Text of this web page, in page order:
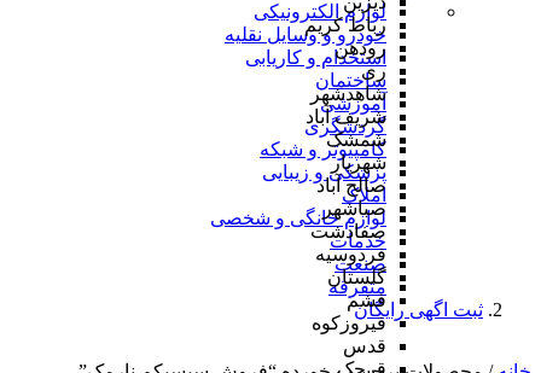
رباط کریم
رودهن
ری
شاهدشهر
شریف آباد
شمشک
شهریار
صالح آباد
صباشهر
صفادشت
فردوسیه
گلستان
فشم
فیروزکوه
قدس
لوازم الکترونیکی
خودرو و وسایل نقلیه
استخدام و کاریابی
ساختمان
آموزشی
گردشگری
کامپیوتر و شبکه
پزشکی و زیبایی
املاک
لوازم خانگی و شخصی
خدمات
صنعت
متفرقه
ثبت اگهی رایگان